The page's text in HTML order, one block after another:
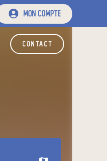
mon compte
contact